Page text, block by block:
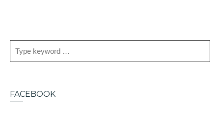
FACEBOOK